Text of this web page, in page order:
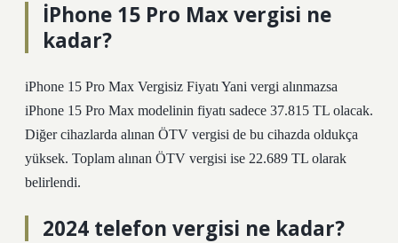
İPhone 15 Pro Max vergisi ne
kadar?
iPhone 15 Pro Max Vergisiz Fiyatı Yani vergi alınmazsa
iPhone 15 Pro Max modelinin fiyatı sadece 37.815 TL olacak.
Diğer cihazlarda alınan ÖTV vergisi de bu cihazda oldukça
yüksek. Toplam alınan ÖTV vergisi ise 22.689 TL olarak
belirlendi.
2024 telefon vergisi ne kadar?